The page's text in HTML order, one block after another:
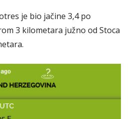
je bio jačine 3,4 po
3 kilometara južno od Stoca